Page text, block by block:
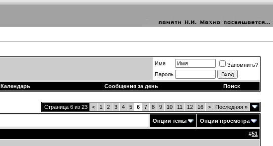
Имя
Запомнить?
Пароль
Календарь Сообщения за день Поиск
Страница 6 из 23 < 1 2 3 4 5 6 7 8 9 10 11 12 16 > Последняя »
Опции темы Опции просмотра
#51